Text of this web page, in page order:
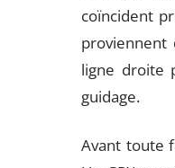
coïncident
proviennent
ligne droite
guidage.
Avant toute